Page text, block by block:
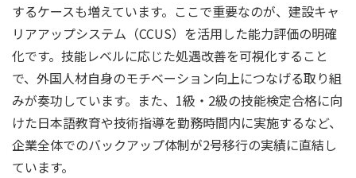
するケースも増えています。ここで重要なのが、建設キャ
リアアップシステム（CCUS）を活用した能力評価の明確
化です。技能レベルに応じた処遇改善を可視化すること
で、外国人材自身のモチベーション向上につなげる取り組
みが奏功しています。また、1級・2級の技能検定合格に向
けた日本語教育や技術指導を勤務時間内に実施するなど、
企業全体でのバックアップ体制が2号移行の実績に直結し
ています。